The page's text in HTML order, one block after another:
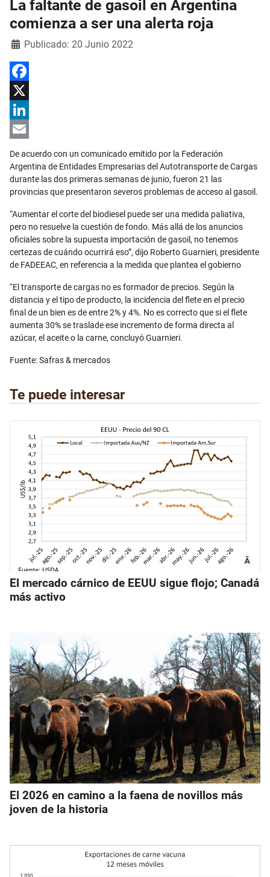
La faltante de gasoil en Argentina
comienza a ser una alerta roja
Detalles
Publicado: 20 Junio 2022
Facebook
X
LinkedIn
De acuerdo con un comunicado emitido por la Federación
Argentina de Entidades Empresarias del Autotransporte de Cargas
durante las dos primeras semanas de junio, fueron 21 las
provincias que presentaron severos problemas de acceso al gasoil.
“Aumentar el corte del biodiesel puede ser una medida paliativa,
pero no resuelve la cuestión de fondo. Más allá de los anuncios
oficiales sobre la supuesta importación de gasoil, no tenemos
certezas de cuándo ocurrirá eso”, dijo Roberto Guarnieri, presidente
de FADEEAC, en referencia a la medida que plantea el gobierno
“El transporte de cargas no es formador de precios. Según la
distancia y el tipo de producto, la incidencia del flete en el precio
final de un bien es de entre 2% y 4%. No es correcto que si el flete
aumenta 30% se traslade ese incremento de forma directa al
azúcar, el aceite o la carne, concluyó Guarnieri.
Fuente: Safras & mercados
Te puede interesar
El mercado cárnico de EEUU sigue flojo; Canadá
más activo
El 2026 en camino a la faena de novillos más
joven de la historia